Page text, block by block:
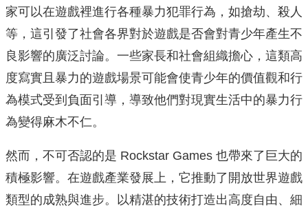
家可以在遊戲裡進行各種暴力犯罪行為，如搶劫、殺人
等，這引發了社會各界對於遊戲是否會對青少年產生不
良影響的廣泛討論。一些家長和社會組織擔心，這類高
度寫實且暴力的遊戲場景可能會使青少年的價值觀和行
為模式受到負面引導，導致他們對現實生活中的暴力行
為變得麻木不仁。
然而，不可否認的是 Rockstar Games 也帶來了巨大的
積極影響。在遊戲產業發展上，它推動了開放世界遊戲
類型的成熟與進步。以精湛的技術打造出高度自由、細